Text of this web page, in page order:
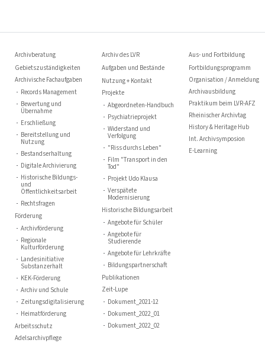
Archivberatung
Gebietszuständigkeiten
Archivische Fachaufgaben
Records Management
Bewertung und
Übernahme
Erschließung
Bereitstellung und
Nutzung
Bestandserhaltung
Digitale Archivierung
Historische Bildungs-
und
Öffentlichkeitsarbeit
Rechtsfragen
Förderung
Archivförderung
Regionale
Kulturförderung
Landesinitiative
Substanzerhalt
KEK-Förderung
Archiv und Schule
Zeitungsdigitalisierung
Heimatförderung
Arbeitsschutz
Adelsarchivpflege
Archiv des LVR
Aufgaben und Bestände
Nutzung + Kontakt
Projekte
Abgeordneten-Handbuch
Psychiatrieprojekt
Widerstand und
Verfolgung
"Riss durchs Leben"
Film "Transport in den
Tod"
Projekt Udo Klausa
Verspätete
Modernisierung
Historische Bildungsarbeit
Angebote für Schüler
Angebote für
Studierende
Angebote für Lehrkräfte
Bildungspartnerschaft
Publikationen
Zeit-Lupe
Dokument_2021-12
Dokument_2022_01
Dokument_2022_02
Aus- und Fortbildung
Fortbildungsprogramm
Organisation / Anmeldung
Archivausbildung
Praktikum beim LVR-AFZ
Rheinischer Archivtag
History & Heritage Hub
Int. Archivsymposion
E-Learning